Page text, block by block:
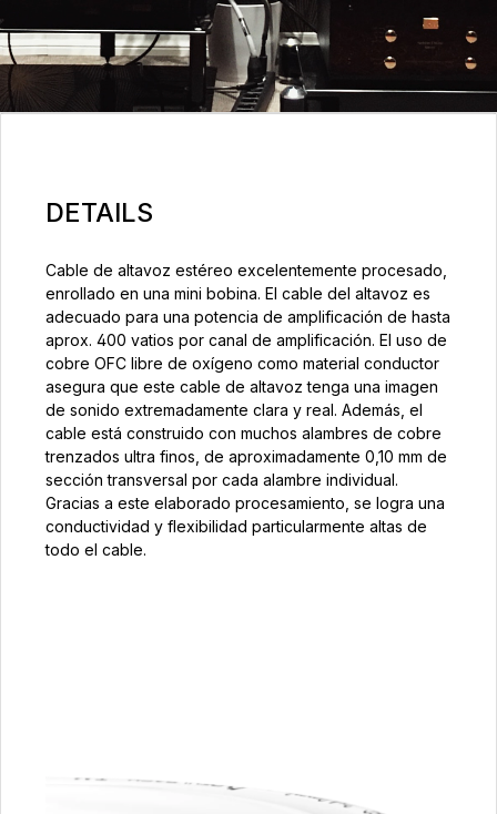
DETAILS
Cable de altavoz estéreo excelentemente procesado,
enrollado en una mini bobina. El cable del altavoz es
adecuado para una potencia de amplificación de hasta
aprox. 400 vatios por canal de amplificación. El uso de
cobre OFC libre de oxígeno como material conductor
asegura que este cable de altavoz tenga una imagen
de sonido extremadamente clara y real. Además, el
cable está construido con muchos alambres de cobre
trenzados ultra finos, de aproximadamente 0,10 mm de
sección transversal por cada alambre individual.
Gracias a este elaborado procesamiento, se logra una
conductividad y flexibilidad particularmente altas de
todo el cable.